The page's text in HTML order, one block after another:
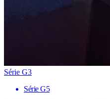
Série G3
Série G5